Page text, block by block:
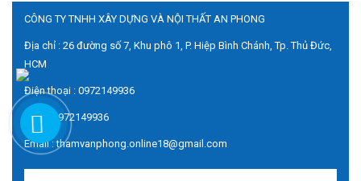
CÔNG TY TNHH XÂY DỰNG VÀ NỘI THẤT AN PHONG
Địa chỉ : 26 đường số 7, Khu phô 1, P. Hiệp Bình Chánh, Tp. Thủ Đức,
HCM
Điện thoại : 0972149936
Zalo : 0972149936
Email : thamvanphong.online18@gmail.com